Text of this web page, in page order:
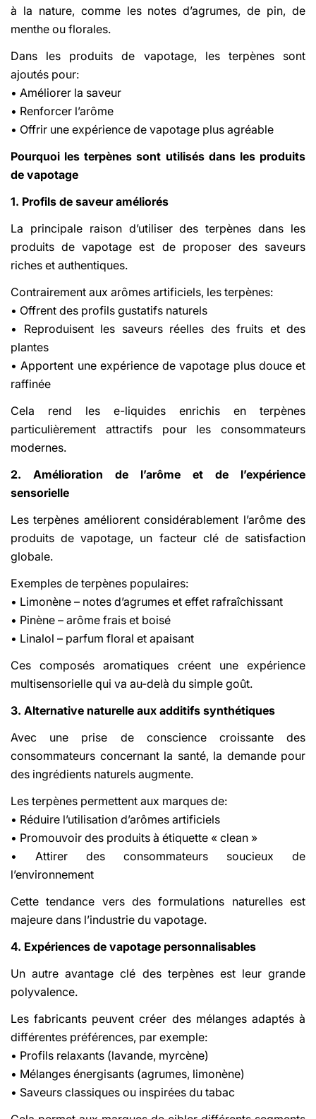
à la nature, comme les notes d’agrumes, de pin, de
menthe ou florales.
Dans les produits de vapotage, les terpènes sont
ajoutés pour:
• Améliorer la saveur
• Renforcer l’arôme
• Offrir une expérience de vapotage plus agréable
Pourquoi les terpènes sont utilisés dans les produits
de vapotage
1. Profils de saveur améliorés
La principale raison d’utiliser des terpènes dans les
produits de vapotage est de proposer des saveurs
riches et authentiques.
Contrairement aux arômes artificiels, les terpènes:
• Offrent des profils gustatifs naturels
• Reproduisent les saveurs réelles des fruits et des
plantes
• Apportent une expérience de vapotage plus douce et
raffinée
Cela rend les e-liquides enrichis en terpènes
particulièrement attractifs pour les consommateurs
modernes.
2. Amélioration de l’arôme et de l’expérience
sensorielle
Les terpènes améliorent considérablement l’arôme des
produits de vapotage, un facteur clé de satisfaction
globale.
Exemples de terpènes populaires:
• Limonène – notes d’agrumes et effet rafraîchissant
• Pinène – arôme frais et boisé
• Linalol – parfum floral et apaisant
Ces composés aromatiques créent une expérience
multisensorielle qui va au-delà du simple goût.
3. Alternative naturelle aux additifs synthétiques
Avec une prise de conscience croissante des
consommateurs concernant la santé, la demande pour
des ingrédients naturels augmente.
Les terpènes permettent aux marques de:
• Réduire l’utilisation d’arômes artificiels
• Promouvoir des produits à étiquette « clean »
• Attirer des consommateurs soucieux de
l’environnement
Cette tendance vers des formulations naturelles est
majeure dans l’industrie du vapotage.
4. Expériences de vapotage personnalisables
Un autre avantage clé des terpènes est leur grande
polyvalence.
Les fabricants peuvent créer des mélanges adaptés à
différentes préférences, par exemple:
• Profils relaxants (lavande, myrcène)
• Mélanges énergisants (agrumes, limonène)
• Saveurs classiques ou inspirées du tabac